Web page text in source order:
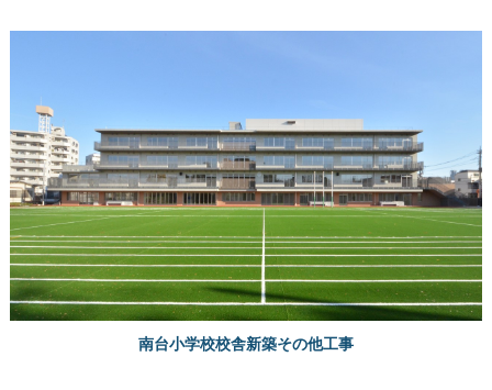
南台小学校校舎新築その他工事